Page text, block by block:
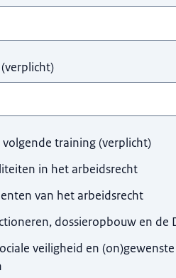
(verplicht)
training(verplicht)
in het arbeidsrecht
van het arbeidsrecht
dossieropbouw en de
veiligheid en (on)gewenste